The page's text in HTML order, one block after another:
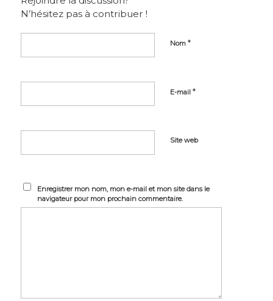
N’hésitez pas à contribuer !
Nom *
E-mail *
Site web
Enregistrer mon nom, mon e-mail et mon site dans le
navigateur pour mon prochain commentaire.